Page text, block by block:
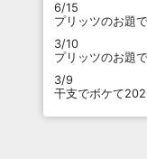
6/15
プリッツのお題
3/10
プリッツのお題
3/9
干支でボケて